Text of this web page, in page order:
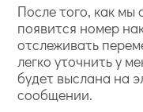
После того, как мы
появится номер
отслеживать
легко уточнить у
будет выслана на
сообщении.